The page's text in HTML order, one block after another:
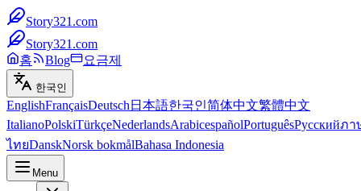
Story321.com
Story321.com
홈
Blog 요금제
한국인
EnglishFrançaisDeutsch 日本語한국인简体中文繁體中文
ItalianoPolskiTürkçeNederlandsArabicespañolPortuguêsРусскийภา
ไทยDanskNorsk bokmålBahasa Indonesia
Menu